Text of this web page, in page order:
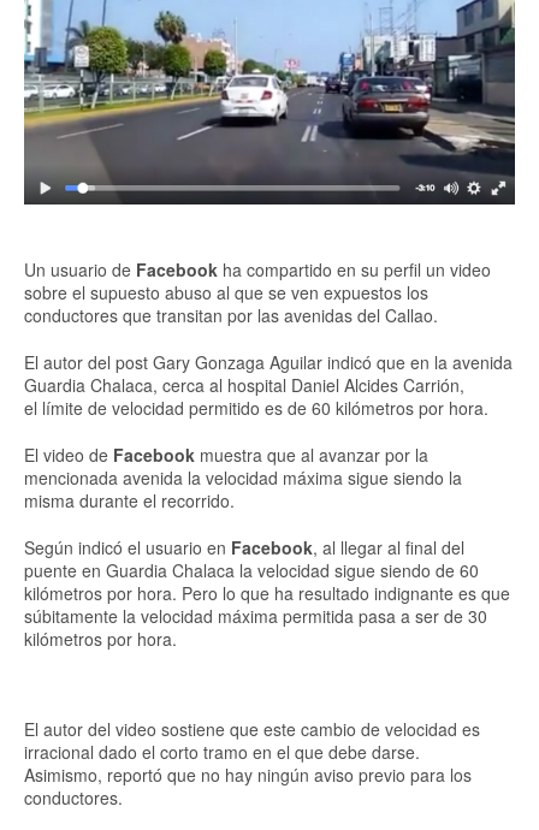
Un usuario de Facebook ha compartido en su perfil un video
sobre el supuesto abuso al que se ven expuestos los
conductores que transitan por las avenidas del Callao.
El autor del post Gary Gonzaga Aguilar indicó que en la avenida
Guardia Chalaca, cerca al hospital Daniel Alcides Carrión,
el límite de velocidad permitido es de 60 kilómetros por hora.
El video de Facebook muestra que al avanzar por la
mencionada avenida la velocidad máxima sigue siendo la
misma durante el recorrido.
Según indicó el usuario en Facebook, al llegar al final del
puente en Guardia Chalaca la velocidad sigue siendo de 60
kilómetros por hora. Pero lo que ha resultado indignante es que
súbitamente la velocidad máxima permitida pasa a ser de 30
kilómetros por hora.
El autor del video sostiene que este cambio de velocidad es
irracional dado el corto tramo en el que debe darse.
Asimismo, reportó que no hay ningún aviso previo para los
conductores.